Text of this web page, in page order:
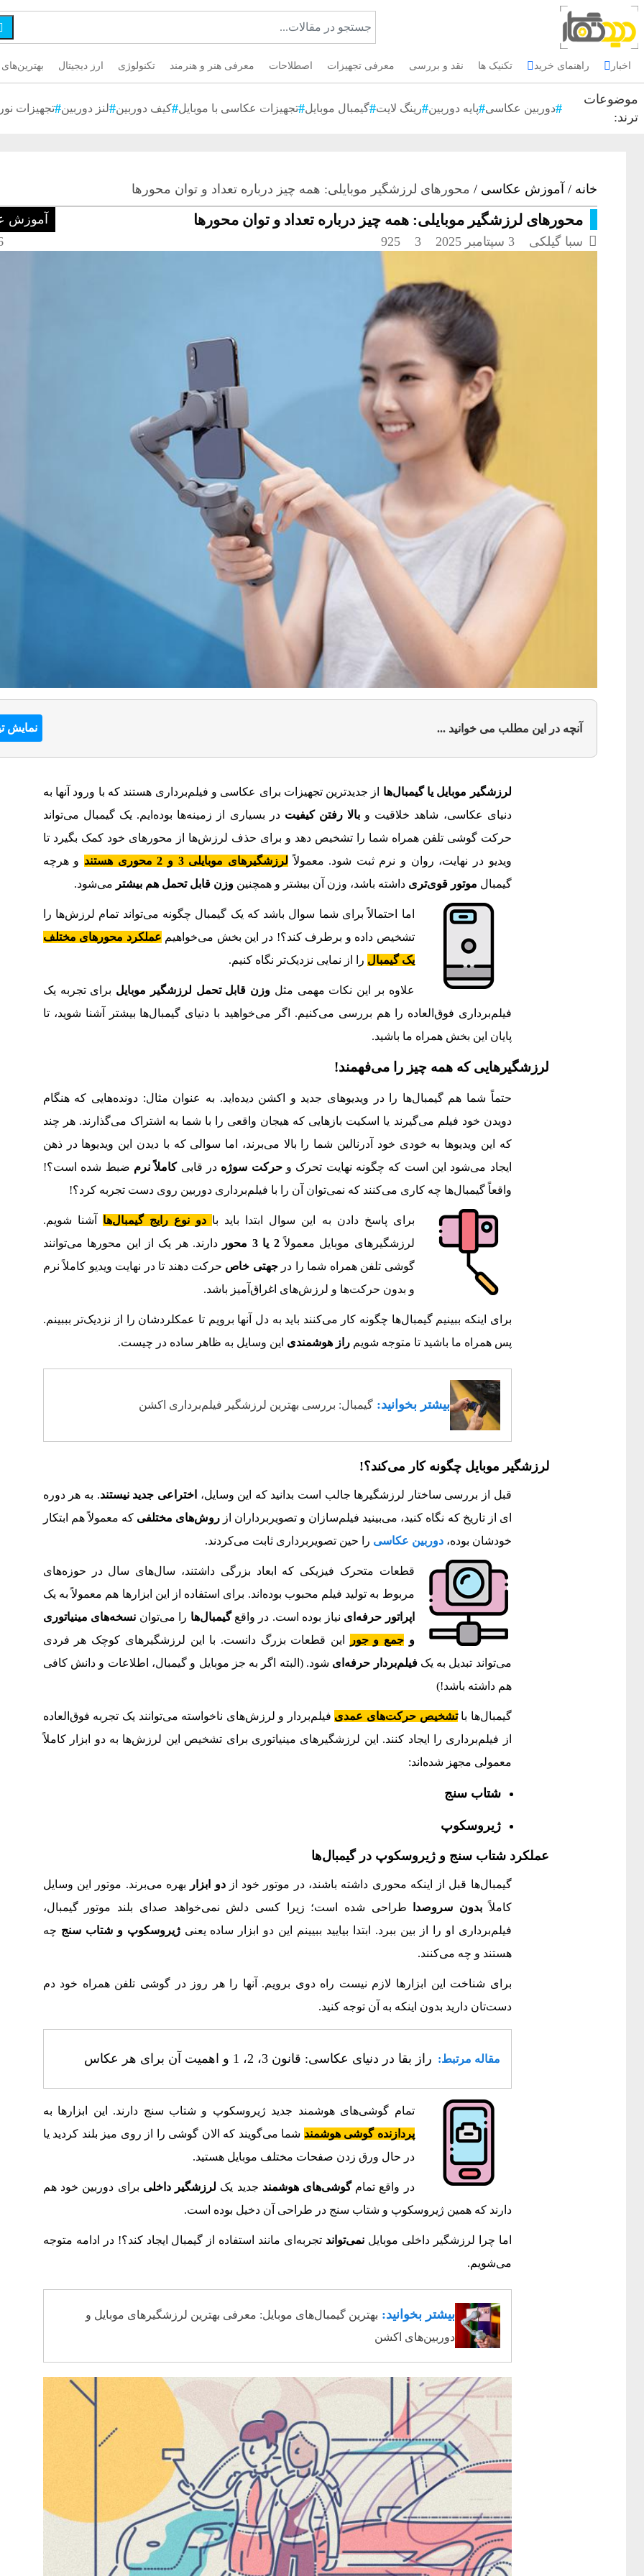
اخبار راهنمای خرید تکنیک ها نقد و بررسی معرفی تجهیزات اصطلاحات معرفی هنر و هنرمند تکنولوژی ارز دیجیتال بهترین‌های
موضوعات
ترند:
دوربین عکاسی پایه دوربین رینگ لایت گیمبال موبایل تجهیزات عکاسی با موبایل کیف دوربین لنز دوربین تجهیزات
خانه / آموزش عکاسی / محورهای لرزشگیر موبایلی: همه چیز درباره تعداد و توان محورها
محورهای لرزشگیر موبایلی: همه چیز درباره تعداد و توان محورها آموزش
 سبا گیلکی 3 سپتامبر 2025 3
925
آنچه در این مطلب می خوانید ... نمایش
لرزشگیر موبایل یا گیمبال‌ها از جدیدترین تجهیزات برای عکاسی و فیلم‌برداری هستند که با ورود آنها به
دنیای عکاسی، شاهد خلاقیت و بالا رفتن کیفیت در بسیاری از زمینه‌ها بوده‌ایم. یک گیمبال می‌تواند
حرکت گوشی تلفن همراه شما را تشخیص دهد و برای حذف لرزش‌ها از محورهای خود کمک بگیرد تا
ویدیو در نهایت، روان و نرم ثبت شود. معمولاً لرزشگیرهای موبایلی 3 و 2 محوری هستند
و هرچه
گیمبال موتور قوی‌تری داشته باشد، وزن آن بیشتر و همچنینوزن قابل تحمل هم بیشتر می‌شود.
اما احتمالاً برای شما سوال باشد که یک گیمبال چگونه می‌تواند تمام لرزش‌ها را
تشخیص داده و برطرف کند؟! در این بخش می‌خواهیم عملکرد محورهای مختلف
یک گیمبال را از نمایی نزدیک‌تر نگاه کنیم.
علاوه بر این نکات مهمی مثل وزن قابل تحمل لرزشگیر موبایل برای تجربه یک
فیلم‌برداری فوق‌العاده را هم بررسی می‌کنیم. اگر می‌خواهید با دنیای گیمبال‌ها بیشتر آشنا شوید، تا
پایان این بخش همراه ما باشید.
لرزشگیرهایی که همه چیز را می‌فهمند!
حتماً شما هم گیمبال‌ها را در ویدیوهای جدید و اکشن دیده‌اید. به عنوان مثال: دونده‌هایی که هنگام
دویدن خود فیلم می‌گیرند یا اسکیت بازهایی که هیجان واقعی را با شما به اشتراک می‌گذارند. هر چند
که این ویدیوها به خودی خود آدرنالین شما را بالا می‌برند، اما سوالی که با دیدن این ویدیوها در ذهن
ایجاد می‌شود این است که چگونه نهایت تحرک وحرکت سوژه در قابیکاملاً نرم ضبط شده است؟!
واقعاً گیمبال‌ها چه کاری می‌کنند که نمی‌توان آن را با فیلم‌برداری دوربین روی دست تجربه کرد؟!
برای پاسخ دادن به این سوال ابتدا باید با دو نوع رایج گیمبال‌ها آشنا شویم.
لرزشگیرهای موبایل معمولاً2 یا 3 محور
دارند. هر یک از این محورها می‌توانند
گوشی تلفن همراه شما را درجهتی خاص حرکت دهند تا در نهایت ویدیو کاملاً نرم
و بدون حرکت‌ها و لرزش‌های اغراق‌آمیز باشد.
برای اینکه ببینیم گیمبال‌ها چگونه کار می‌کنند باید به دل آنها برویم تا عمکلردشان را از نزدیک‌تر بببینم.
پس همراه ما باشید تا متوجه شویم راز هوشمندی این وسایل به ظاهر ساده در چیست.
بیشتر بخوانید:گیمبال: بررسی بهترین لرزشگیر فیلم‌برداری اکشن
لرزشگیر موبایل چگونه کار می‌کند؟!
قبل از بررسی ساختار لرزشگیرها جالب است بدانید که این وسایل، اختراعی جدید نیستند. به هر دوره
ای از تاریخ که نگاه کنید، می‌بینید فیلم‌سازان و تصویربرداران از روش‌های مختلفی که معمولاً هم ابتکار
خودشان بوده،دوربین عکاسی را حین تصویربرداری ثابت می‌کردند.
قطعات متحرک فیزیکی که ابعاد بزرگی داشتند، سال‌های سال در حوزه‌های
مربوط به تولید فیلم محبوب بوده‌اند. برای استفاده از این ابزارها هم معمولاً به یک
اپراتور حرفه‌ای نیاز بوده است. در واقعگیمبال‌ها را می‌توان نسخه‌های مینیاتوری
و جمع و جور
این قطعات بزرگ دانست. با این لرزشگیرهای کوچک هر فردی
می‌تواند تبدیل به یکفیلم‌بردار حرفه‌ای شود. (البته اگر به جز موبایل و گیمبال، اطلاعات و دانش کافی
هم داشته باشد!)
گیمبال‌ها باتشخیص حرکت‌های عمدی فیلم‌بردار و لرزش‌های ناخواسته می‌توانند یک تجربه فوق‌العاده
از فیلم‌برداری را ایجاد کنند. این لرزشگیرهای مینیاتوری برای تشخیص این لرزش‌ها به دو ابزار کاملاً
معمولی مجهز شده‌اند:
شتاب سنج
ژیروسکوپ
عملکرد شتاب سنج و ژیروسکوپ در گیمبال‌ها
گیمبال‌ها قبل از اینکه محوری داشته باشند، در موتور خود ازدو ابزار
بهره می‌برند. موتور این وسایل
کاملاً بدون سروصدا
طراحی شده است؛ زیرا کسی دلش نمی‌خواهد صدای بلند موتور گیمبال،
فیلم‌برداری او را از بین ببرد. ابتدا بیایید ببیینم این دو ابزار ساده یعنیژیروسکوپ و شتاب سنج چه
هستند و چه می‌کنند.
برای شناخت این ابزارها لازم نیست راه دوی برویم. آنها را هر روز در گوشی تلفن همراه خود دم
دست‌تان دارید بدون اینکه به آن توجه کنید.
مقاله مرتبط: راز بقا در دنیای عکاسی: قانون 3، 2، 1 و اهمیت آن برای هر عکاس
تمام گوشی‌های هوشمند جدید ژیروسکوپ و شتاب سنج دارند. این ابزارها به
پردازنده گوشی هوشمند شما می‌گویند که الان گوشی را از روی میز بلند کردید یا
در حال ورق زدن صفحات مختلف موبایل هستید.
در واقع تمامگوشی‌های هوشمند جدید یک لرزشگیر داخلی برای دوربین خود هم
دارند که همین ژیروسکوپ و شتاب سنج در طراحی آن دخیل بوده است.
اما چرا لرزشگیر داخلی موبایل نمی‌تواند تجربه‌ای مانند استفاده از گیمبال ایجاد کند؟! در ادامه متوجه
می‌شویم.
بیشتر بخوانید: بهترین گیمبال‌های موبایل: معرفی بهترین لرزشگیرهای موبایل و
دوربین‌های اکشن